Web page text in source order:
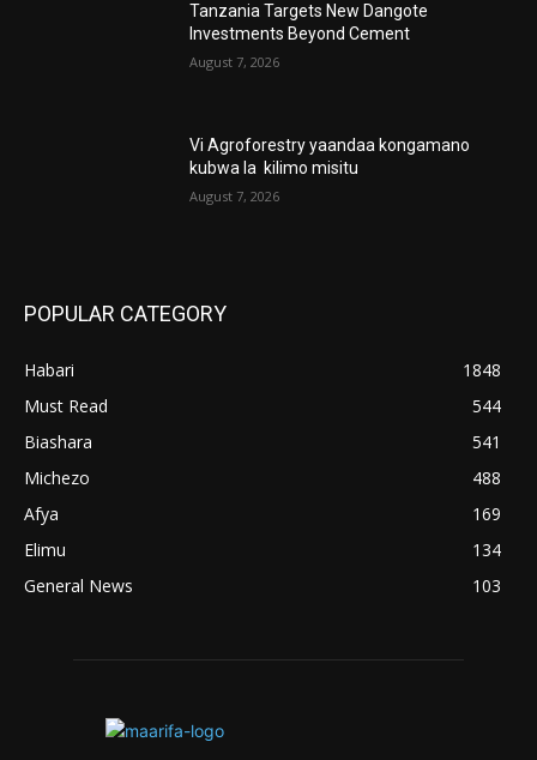
Tanzania Targets New Dangote
Investments Beyond Cement
August 7, 2026
Vi Agroforestry yaandaa kongamano
kubwa la kilimo misitu
August 7, 2026
POPULAR CATEGORY
Habari
1848
Must Read
544
Biashara
541
Michezo
488
Afya
169
Elimu
134
General News
103